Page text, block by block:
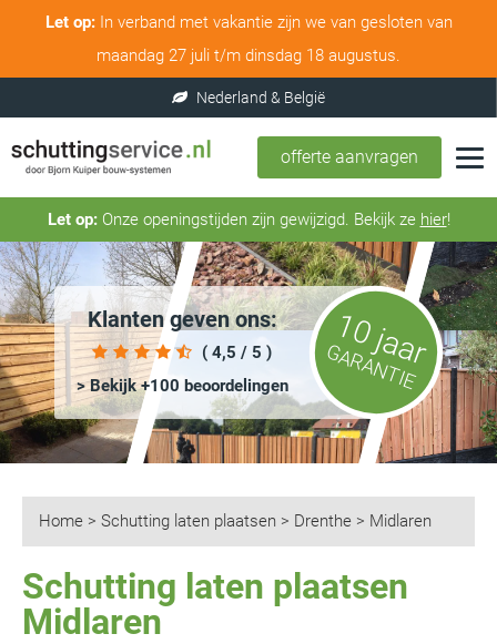
Let op:In verband met vakantie zijn we van gesloten van
maandag 27 juli t/m dinsdag 18 augustus.
offerte aanvragen
Let op:Onze openingstijden zijn gewijzigd. Bekijk ze hier!
Klanten geven ons:
( 4,5 / 5 )
> Bekijk +100 beoordelingen
10 jaar
GARANTIE
Home > Schutting laten plaatsen > Drenthe > Midlaren
Schutting laten plaatsen
Midlaren